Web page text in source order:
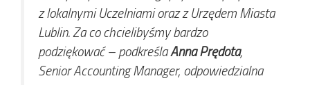
z lokalnymi Uczelniami oraz z Urzędem Miasta
Lublin. Za co chcielibyśmy bardzo
podziękować –podkreślaAnna Prędota,
Senior Accounting Manager, odpowiedzialna